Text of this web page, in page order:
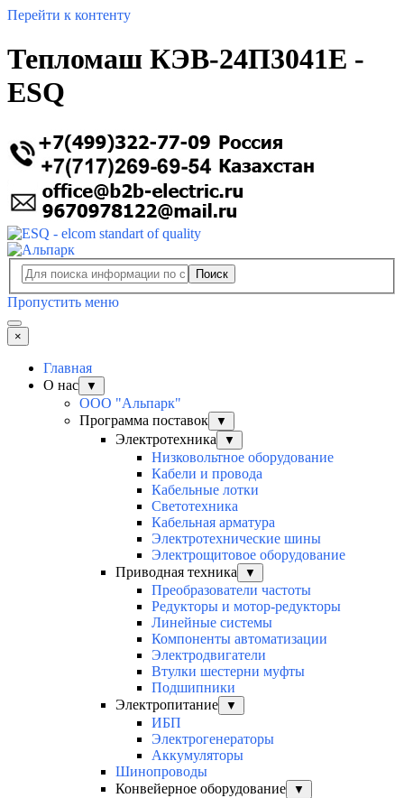
Перейти к контенту
Тепломаш КЭВ-24П3041E -
ESQ
Поиск
Пропустить меню
×
Главная
О нас
▼
ООО "Альпарк"
Программа поставок
▼
Электротехника ▼
Низковольтное оборудование
Кабели и провода
Кабельные лотки
Светотехника
Кабельная арматура
Электротехнические шины
Электрощитовое оборудование
Приводная техника
▼
Преобразователи частоты
Редукторы и мотор-редукторы
Линейные системы
Компоненты автоматизации
Электродвигатели
Втулки шестерни муфты
Подшипники
Электропитание
▼
ИБП
Электрогенераторы
Аккумуляторы
Шинопроводы
Конвейерное оборудование
▼